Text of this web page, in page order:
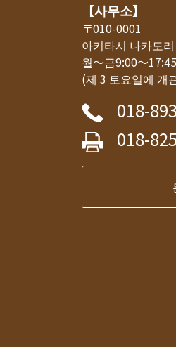
【사무소】
〒010-0001
아키타시 나카도
월～금9:00～17:45
(제 3 토요일에 개
018-
018-